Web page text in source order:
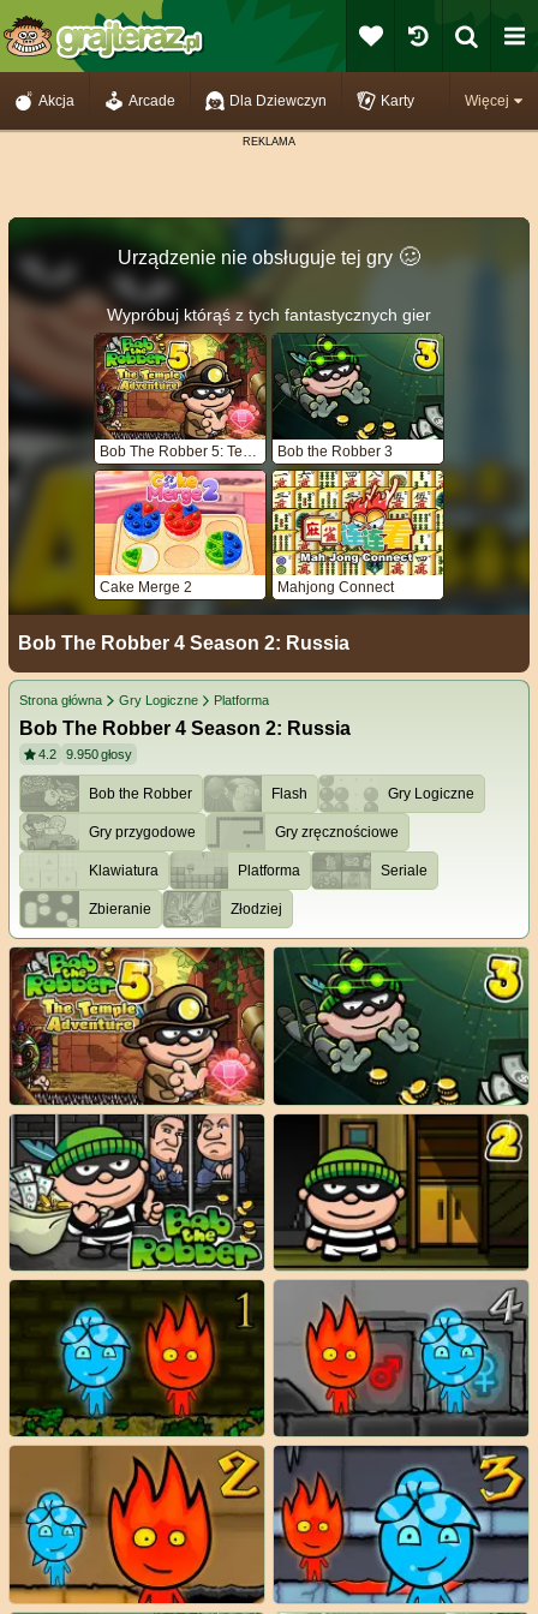
Więcej
Akcja Arcade Dla Dziewczyn Karty
Urządzenie nie obsługuje tej gry 🥴️
Wypróbuj którąś z tych fantastycznych gier
Bob the Robber 3
Cake Merge 2 Mahjong Connect
Bob The Robber 4 Season 2: Russia
Strona główna Gry Logiczne Platforma
Bob The Robber 4 Season 2: Russia
4.2 9.950głosy
Bob the Robber Flash Gry Logiczne
Gry przygodowe Gry zręcznościowe
Klawiatura Platforma Seriale
Zbieranie Złodziej